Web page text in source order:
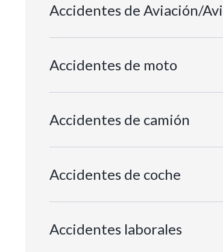
Accidentes de Aviación/
Accidentes de moto
Accidentes de camión
Accidentes de coche
Accidentes laborales